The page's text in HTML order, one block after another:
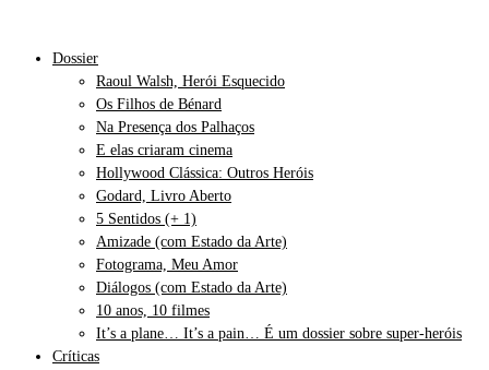
Dossier
Raoul Walsh, Herói Esquecido
Os Filhos de Bénard
Na Presença dos Palhaços
E elas criaram cinema
Hollywood Clássica: Outros Heróis
Godard, Livro Aberto
5 Sentidos (+ 1)
Amizade (com Estado da Arte)
Fotograma, Meu Amor
Diálogos (com Estado da Arte)
10 anos, 10 filmes
It’s a plane… It’s a pain… É um dossier sobre super-heróis
Críticas